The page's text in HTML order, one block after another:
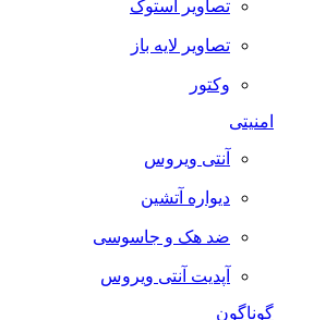
تصاویر استوک
تصاویر لایه باز
وکتور
آنتی ویروس
دیواره آتشین
ضد هک و جاسوسی
آپدیت آنتی ویروس
گوناگون